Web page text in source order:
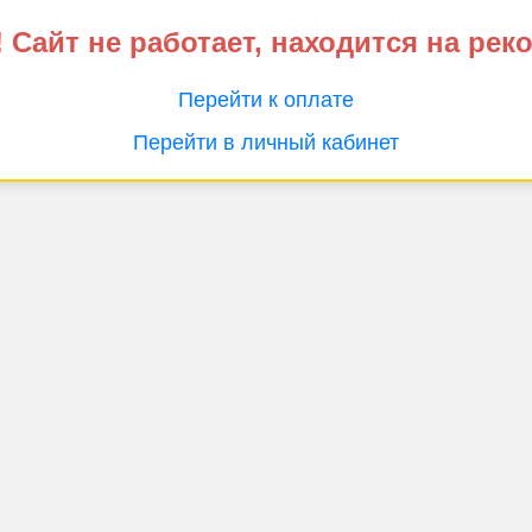
не работает, находится на
Перейти к оплате
Перейти в личный кабинет